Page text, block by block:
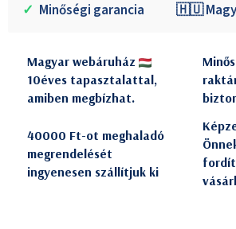
✓ Minőségi garancia 🇭🇺
Magyar webáruház
10éves tapasztalattal,
amiben megbízhat.
40000 Ft-ot meghaladó
megrendelését
ingyenesen szállítjuk ki